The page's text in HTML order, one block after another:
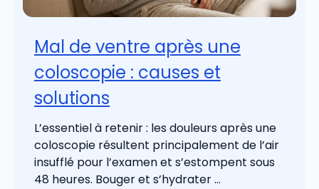
Mal de ventre après une
coloscopie : causes et
solutions
L’essentiel à retenir : les douleurs après une
coloscopie résultent principalement de l’air
insufflé pour l’examen et s’estompent sous
48 heures. Bouger et s’hydrater ...